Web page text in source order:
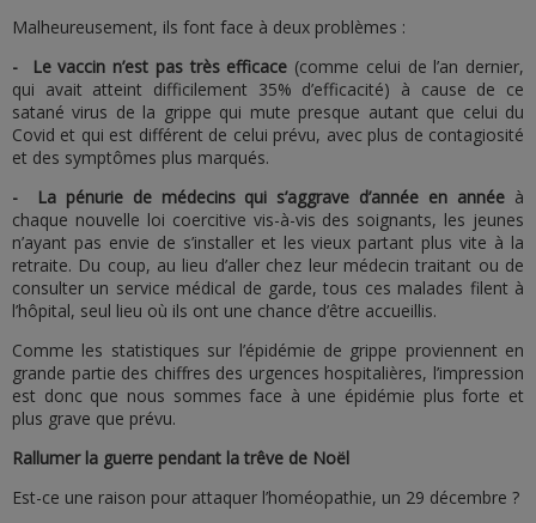
Malheureusement, ils font face à deux problèmes :
-
Le vaccin n’est pas très efficace (comme celui de l’an dernier,
qui avait atteint difficilement 35% d’efficacité) à cause de ce
satané virus de la grippe qui mute presque autant que celui du
Covid et qui est différent de celui prévu, avec plus de contagiosité
et des symptômes plus marqués.
-
La pénurie de médecins qui s’aggrave d’année en année à
chaque nouvelle loi coercitive vis-à-vis des soignants, les jeunes
n’ayant pas envie de s’installer et les vieux partant plus vite à la
retraite. Du coup, au lieu d’aller chez leur médecin traitant ou de
consulter un service médical de garde, tous ces malades filent à
l’hôpital, seul lieu où ils ont une chance d’être accueillis.
Comme les statistiques sur l’épidémie de grippe proviennent en
grande partie des chiffres des urgences hospitalières, l’impression
est donc que nous sommes face à une épidémie plus forte et
plus grave que prévu.
Rallumer la guerre pendant la trêve de Noël
Est-ce une raison pour attaquer l’homéopathie, un 29 décembre ?